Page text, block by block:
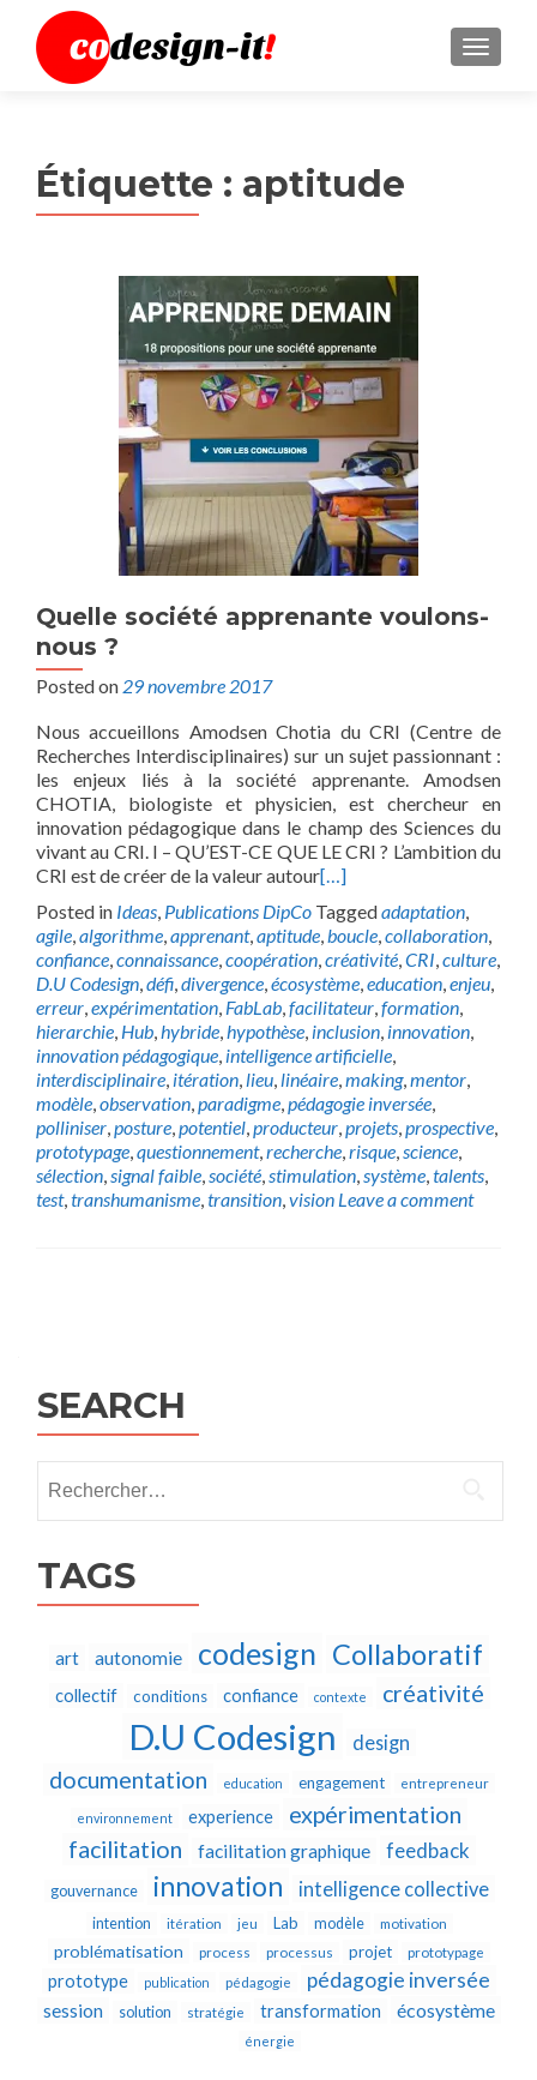
MENU
Étiquette : aptitude
Quelle société apprenante voulons-
nous ?
Posted on 29 novembre 2017
Nous accueillons Amodsen Chotia du CRI (Centre de
Recherches Interdisciplinaires) sur un sujet passionnant :
les enjeux liés à la société apprenante. Amodsen
CHOTIA, biologiste et physicien, est chercheur en
innovation pédagogique dans le champ des Sciences du
vivant au CRI. I – QU’EST-CE QUE LE CRI ? L’ambition du
CRI est de créer de la valeur autour[…]
Posted in Ideas, Publications DipCo Taggedadaptation,
agile,algorithme,apprenant,aptitude,boucle,collaboration,
confiance,connaissance,coopération,créativité,CRI,culture,
D.U Codesign,défi,divergence,écosystème,education,enjeu,
erreur,expérimentation, FabLab,facilitateur,formation,
hierarchie, Hub,hybride,hypothèse, inclusion, innovation,
innovation pédagogique, intelligence artificielle,
interdisciplinaire, itération, lieu, linéaire,making,mentor,
modèle,observation,paradigme,pédagogie inversée,
polliniser,posture,potentiel,producteur,projets,prospective,
prototypage,questionnement,recherche,risque,science,
sélection,signal faible,société,stimulation,système,talents,
test,transhumanisme,transition,vision Leave a comment
SEARCH
TAGS
art autonomie codesign Collaboratif
collectif conditions confiance contexte créativité
D.U Codesign design
documentation education engagement entrepreneur
environnement experience
expérimentation
facilitation
facilitation graphique feedback
gouvernance innovation intelligence collective
intention itération jeu Lab modèle motivation
problématisation process processus projet prototypage
prototype publication pédagogie pédagogie inversée
session solution stratégie transformation écosystème
énergie